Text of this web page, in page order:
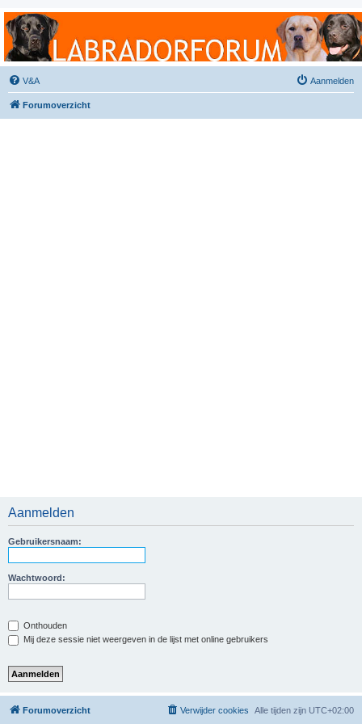
Labradorforum
Het gezelligste Labradorforum van Nederland en België!
V&A Aanmelden
Forumoverzicht
Aanmelden
Gebruikersnaam:
Wachtwoord:
Onthouden
Mij deze sessie niet weergeven in de lijst met online gebruikers
Forumoverzicht Alle tijden zijn UTC+02:00
Verwijder cookies